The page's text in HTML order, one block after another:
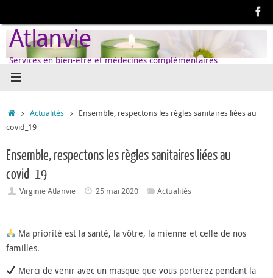
au
contenu
Atlanvie
Services en bien-être et médecines complémentaires
Accueil
Actualités
Ensemble, respectons les règles sanitaires liées au
covid_19
Ensemble, respectons les règles sanitaires liées au
covid_19
Virginie Atlanvie 25 mai 2020 Actualités
Ma priorité est la santé, la vôtre, la mienne et celle de nos
familles.
Merci de venir avec un masque que vous porterez pendant la